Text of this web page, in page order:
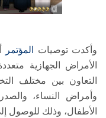
وأكدت توصيات المؤتمر
الأمراض الجهازية
التعاون بين مختلف
وأمراض النساء،
الأطفال، وذلك للوصول